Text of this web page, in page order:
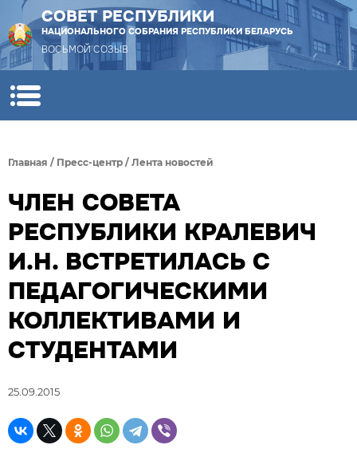
СОВЕТ РЕСПУБЛИКИ
НАЦИОНАЛЬНОГО СОБРАНИЯ РЕСПУБЛИКИ БЕЛАРУСЬ
ВОСЬМОЙ СОЗЫВ
Главная / Пресс-центр / Лента новостей
ЧЛЕН СОВЕТА
РЕСПУБЛИКИ КРАЛЕВИЧ
И.Н. ВСТРЕТИЛАСЬ С
ПЕДАГОГИЧЕСКИМИ
КОЛЛЕКТИВАМИ И
СТУДЕНТАМИ
25.09.2015